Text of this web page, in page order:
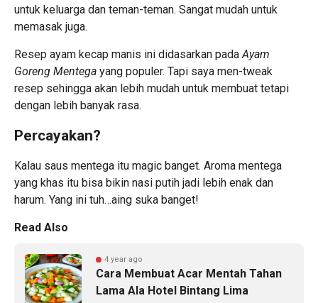
untuk keluarga dan teman-teman. Sangat mudah untuk
memasak juga.
Resep ayam kecap manis ini didasarkan padaAyam
Goreng Mentega yang populer. Tapi saya men-tweak
resep sehingga akan lebih mudah untuk membuat tetapi
dengan lebih banyak rasa.
Percayakan?
Kalau saus mentega itu magic banget. Aroma mentega
yang khas itu bisa bikin nasi putih jadi lebih enak dan
harum. Yang ini tuh…aing suka banget!
Read Also
4 year ago
Cara Membuat Acar Mentah Tahan
Lama Ala Hotel Bintang Lima